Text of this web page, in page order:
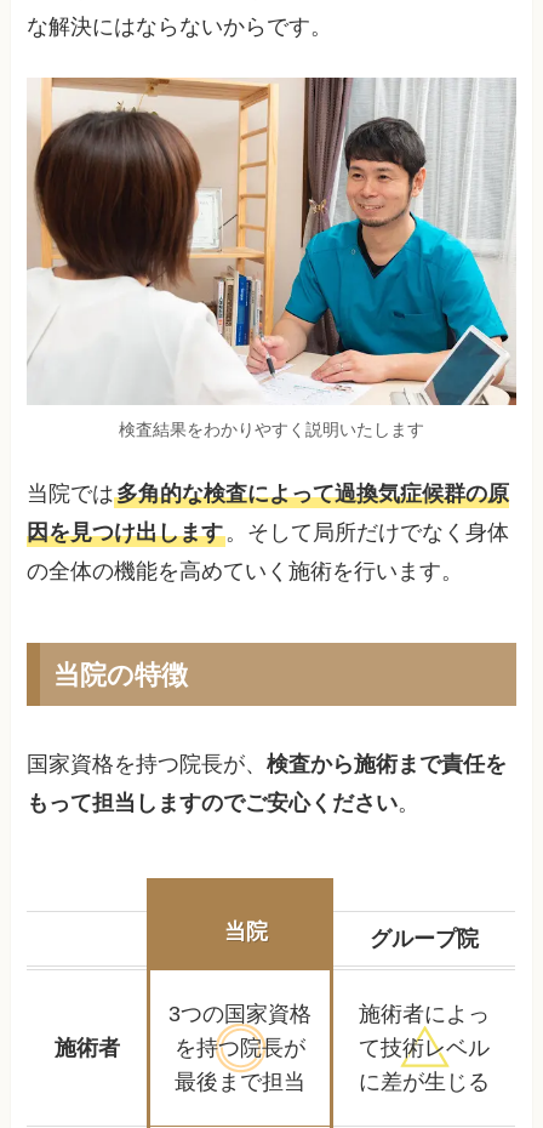
な解決にはならないからです。
検査結果をわかりやすく説明いたします
当院では多角的な検査によって過換気症候群の原
因を見つけ出します。そして局所だけでなく身体
の全体の機能を高めていく施術を行います。
当院の特徴
国家資格を持つ院長が、検査から施術まで責任を
もって担当しますのでご安心ください。
当院 グループ院
施術者
3つの国家資格
を持つ院長が
最後まで担当
施術者によっ
て技術レベル
に差が生じる